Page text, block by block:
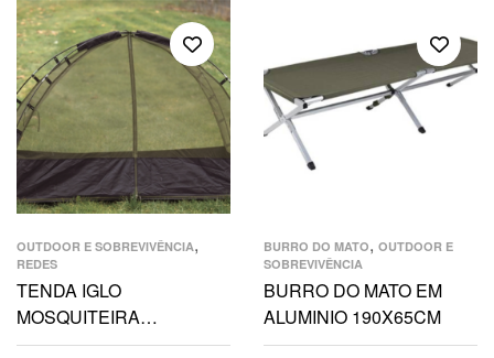
OUTDOOR E SOBREVIVÊNCIA,
REDES
TENDA IGLO
MOSQUITEIRA
210X110X70 CM
BURRO DO MATO, OUTDOOR E
SOBREVIVÊNCIA
BURRO DO MATO EM
ALUMINIO 190X65CM